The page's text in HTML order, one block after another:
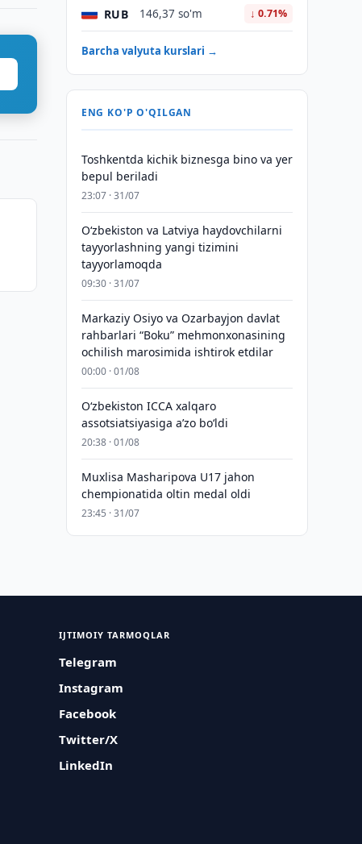
RUB 146,37 so'm ↓ 0.71%
Barcha valyuta kurslari →
ENG KO'P O'QILGAN
Toshkentda kichik biznesga bino va yer
bepul beriladi
23:07 · 31/07
Oʻzbekiston va Latviya haydovchilarni
tayyorlashning yangi tizimini
tayyorlamoqda
09:30 · 31/07
Markaziy Osiyo va Ozarbayjon davlat
rahbarlari “Boku” mehmonxonasining
ochilish marosimida ishtirok etdilar
00:00 · 01/08
O‘zbekiston ICCA xalqaro
assotsiatsiyasiga aʼzo bo‘ldi
20:38 · 01/08
Muxlisa Masharipova U17 jahon
chempionatida oltin medal oldi
23:45 · 31/07
IJTIMOIY TARMOQLAR
Telegram
Instagram
Facebook
Twitter/X
LinkedIn